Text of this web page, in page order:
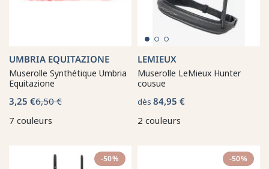
UMBRIA EQUITAZIONE
Muserolle Synthétique Umbria
Equitazione
3,25 €6,50 €
7 couleurs
LEMIEUX
Muserolle LeMieux Hunter
cousue
dès 84,95 €
2 couleurs
-50% -50%